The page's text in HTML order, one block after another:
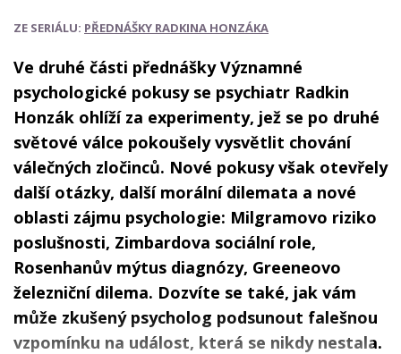
ZE SERIÁLU: PŘEDNÁŠKY RADKINA HONZÁKA
Ve druhé části přednášky Významné
psychologické pokusy se psychiatr Radkin
Honzák ohlíží za experimenty, jež se po druhé
světové válce pokoušely vysvětlit chování
válečných zločinců. Nové pokusy však otevřely
další otázky, další morální dilemata a nové
oblasti zájmu psychologie: Milgramovo riziko
poslušnosti, Zimbardova sociální role,
Rosenhanův mýtus diagnózy, Greeneovo
železniční dilema. Dozvíte se také, jak vám
může zkušený psycholog podsunout falešnou
vzpomínku na událost, která se nikdy nestala.